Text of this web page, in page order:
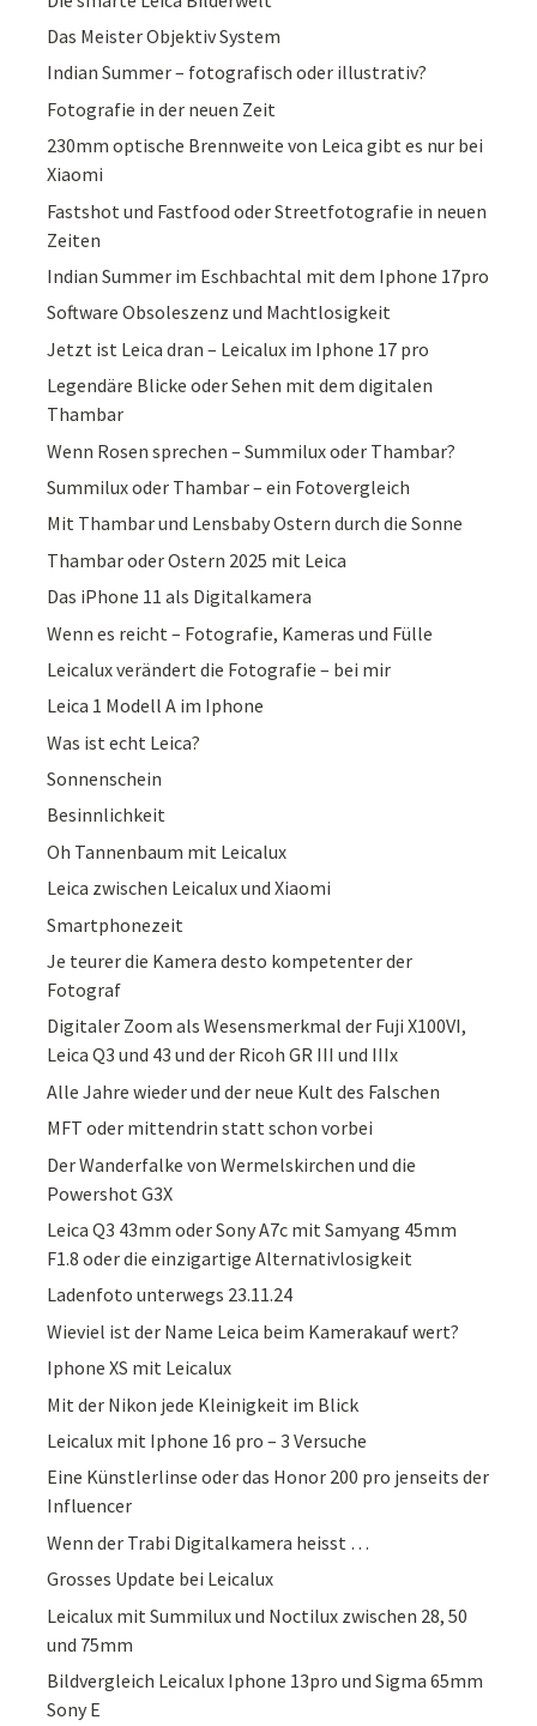
Das Meister Objektiv System
Indian Summer – fotografisch oder illustrativ?
Fotografie in der neuen Zeit
230mm optische Brennweite von Leica gibt es nur bei
Xiaomi
Fastshot und Fastfood oder Streetfotografie in neuen
Zeiten
Indian Summer im Eschbachtal mit dem Iphone 17pro
Software Obsoleszenz und Machtlosigkeit
Jetzt ist Leica dran – Leicalux im Iphone 17 pro
Legendäre Blicke oder Sehen mit dem digitalen
Thambar
Wenn Rosen sprechen – Summilux oder Thambar?
Summilux oder Thambar – ein Fotovergleich
Mit Thambar und Lensbaby Ostern durch die Sonne
Thambar oder Ostern 2025 mit Leica
Das iPhone 11 als Digitalkamera
Wenn es reicht – Fotografie, Kameras und Fülle
Leicalux verändert die Fotografie – bei mir
Leica 1 Modell A im Iphone
Was ist echt Leica?
Sonnenschein
Besinnlichkeit
Oh Tannenbaum mit Leicalux
Leica zwischen Leicalux und Xiaomi
Smartphonezeit
Je teurer die Kamera desto kompetenter der
Fotograf
Digitaler Zoom als Wesensmerkmal der Fuji X100VI,
Leica Q3 und 43 und der Ricoh GR III und IIIx
Alle Jahre wieder und der neue Kult des Falschen
MFT oder mittendrin statt schon vorbei
Der Wanderfalke von Wermelskirchen und die
Powershot G3X
Leica Q3 43mm oder Sony A7c mit Samyang 45mm
F1.8 oder die einzigartige Alternativlosigkeit
Ladenfoto unterwegs 23.11.24
Wieviel ist der Name Leica beim Kamerakauf wert?
Iphone XS mit Leicalux
Mit der Nikon jede Kleinigkeit im Blick
Leicalux mit Iphone 16 pro – 3 Versuche
Eine Künstlerlinse oder das Honor 200 pro jenseits der
Influencer
Wenn der Trabi Digitalkamera heisst …
Grosses Update bei Leicalux
Leicalux mit Summilux und Noctilux zwischen 28, 50
und 75mm
Bildvergleich Leicalux Iphone 13pro und Sigma 65mm
Sony E